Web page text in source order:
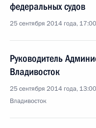
федеральных судов
25 сентября 2014 года, 17:00
Руководитель
Владивосток
25 сентября 2014 года, 13:00
Владивосток